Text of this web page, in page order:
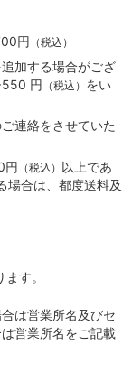
円 （税込）
加する場合がござ
円 （税込） をい
連絡をさせていた
円 （税込） 以上であ
場合は、都度送料及
す。
は営業所名及びセ
営業所名をご記載